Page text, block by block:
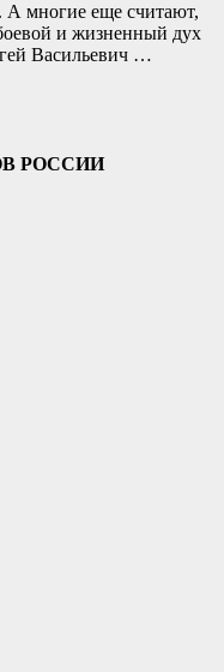
А многие еще считают,
и жизненный дух
Васильевич …
РОССИИ